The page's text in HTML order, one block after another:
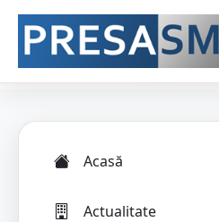
Acasă
Actualitate